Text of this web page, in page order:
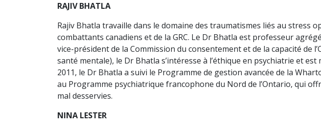
RAJIV BHATLA
Rajiv Bhatla travaille dans le domaine des traumatismes liés au stress
combattants canadiens et de la GRC. Le Dr Bhatla est professeur
vice-président de la Commission du consentement et de la capacité de
santé mentale), le Dr Bhatla s’intéresse à l’éthique en psychiatrie et
2011, le Dr Bhatla a suivi le Programme de gestion avancée de la
au Programme psychiatrique francophone du Nord de l’Ontario, qui
mal desservies.
NINA LESTER